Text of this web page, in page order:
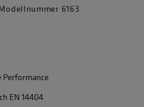
6163
EN 14404